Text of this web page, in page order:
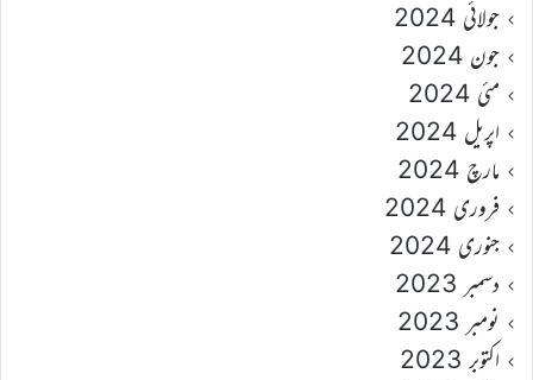
جولائی 2024
جون 2024
مئی 2024
اپریل 2024
مارچ 2024
فروری 2024
جنوری 2024
دسمبر 2023
نومبر 2023
اکتوبر 2023